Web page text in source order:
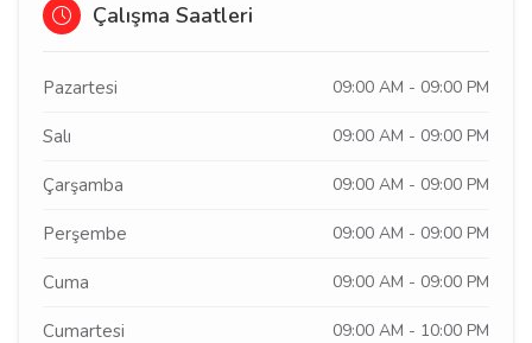
Çalışma Saatleri
Pazartesi 09:00 AM - 09:00 PM
Salı 09:00 AM - 09:00 PM
Çarşamba 09:00 AM - 09:00 PM
Perşembe 09:00 AM - 09:00 PM
Cuma 09:00 AM - 09:00 PM
Cumartesi 09:00 AM - 10:00 PM